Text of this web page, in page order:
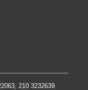
210 3232639